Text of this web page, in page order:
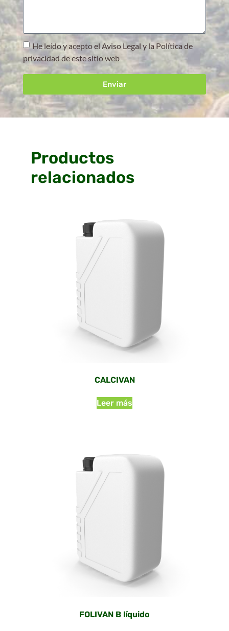
He leído y acepto el Aviso Legal y la Política de
privacidad de este sitio web
Enviar
Productos
relacionados
CALCIVAN
Leer más
FOLIVAN B líquido